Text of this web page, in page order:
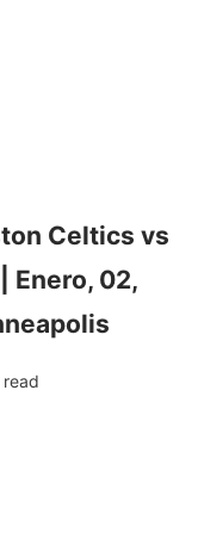
Celtics vs
Enero, 02,
read